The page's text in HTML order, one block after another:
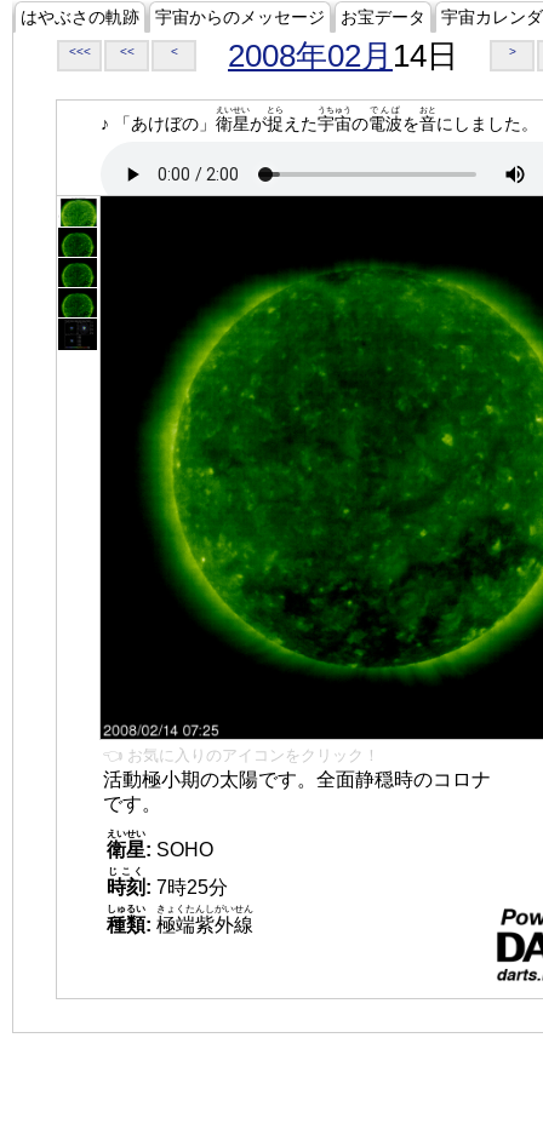
はやぶさの軌跡 宇宙からのメッセージ お宝データ 宇宙カレン
<<< << < 2008年02月 14日 >
♪ 「あけぼの」 衛星
えいせい
が捉
とら
えた宇宙
うちゅう
の電波
でんぱ
を音
おと
にしました。
👈 お気に入りのアイコンをクリック！
活動極小期の太陽です。全面静穏時のコロナ
です。
衛星
えいせい
: SOHO
時刻
じこく
: 7時25分
種類
しゅるい
: 極端紫外線
きょくたんしがいせん